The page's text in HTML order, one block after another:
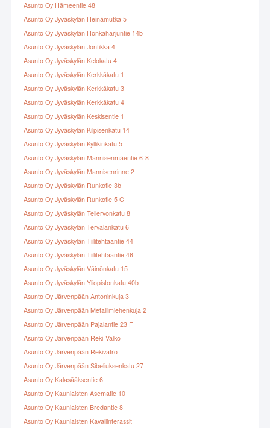
Asunto Oy Hämeentie 48
Asunto Oy Jyväskylän Heinämutka 5
Asunto Oy Jyväskylän Honkaharjuntie 14b
Asunto Oy Jyväskylän Jontikka 4
Asunto Oy Jyväskylän Kelokatu 4
Asunto Oy Jyväskylän Kerkkäkatu 1
Asunto Oy Jyväskylän Kerkkäkatu 3
Asunto Oy Jyväskylän Kerkkäkatu 4
Asunto Oy Jyväskylän Keskisentie 1
Asunto Oy Jyväskylän Kilpisenkatu 14
Asunto Oy Jyväskylän Kyllikinkatu 5
Asunto Oy Jyväskylän Mannisenmäentie 6-8
Asunto Oy Jyväskylän Mannisenrinne 2
Asunto Oy Jyväskylän Runkotie 3b
Asunto Oy Jyväskylän Runkotie 5 C
Asunto Oy Jyväskylän Tellervonkatu 8
Asunto Oy Jyväskylän Tervalankatu 6
Asunto Oy Jyväskylän Tiilitehtaantie 44
Asunto Oy Jyväskylän Tiilitehtaantie 46
Asunto Oy Jyväskylän Väinönkatu 15
Asunto Oy Jyväskylän Yliopistonkatu 40b
Asunto Oy Järvenpään Antoninkuja 3
Asunto Oy Järvenpään Metallimiehenkuja 2
Asunto Oy Järvenpään Pajalantie 23 F
Asunto Oy Järvenpään Reki-Valko
Asunto Oy Järvenpään Rekivatro
Asunto Oy Järvenpään Sibeliuksenkatu 27
Asunto Oy Kalasääksentie 6
Asunto Oy Kauniaisten Asematie 10
Asunto Oy Kauniaisten Bredantie 8
Asunto Oy Kauniaisten Kavallinterassit